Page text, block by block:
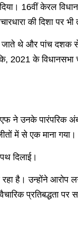
16वीं केरल
की दिशा पर
थे और पांच दशक
2021 के
ने उनके पारंपरिक
में से एक माना गया।
दिलाई।
है। उन्होंने
प्रतिबद्धता